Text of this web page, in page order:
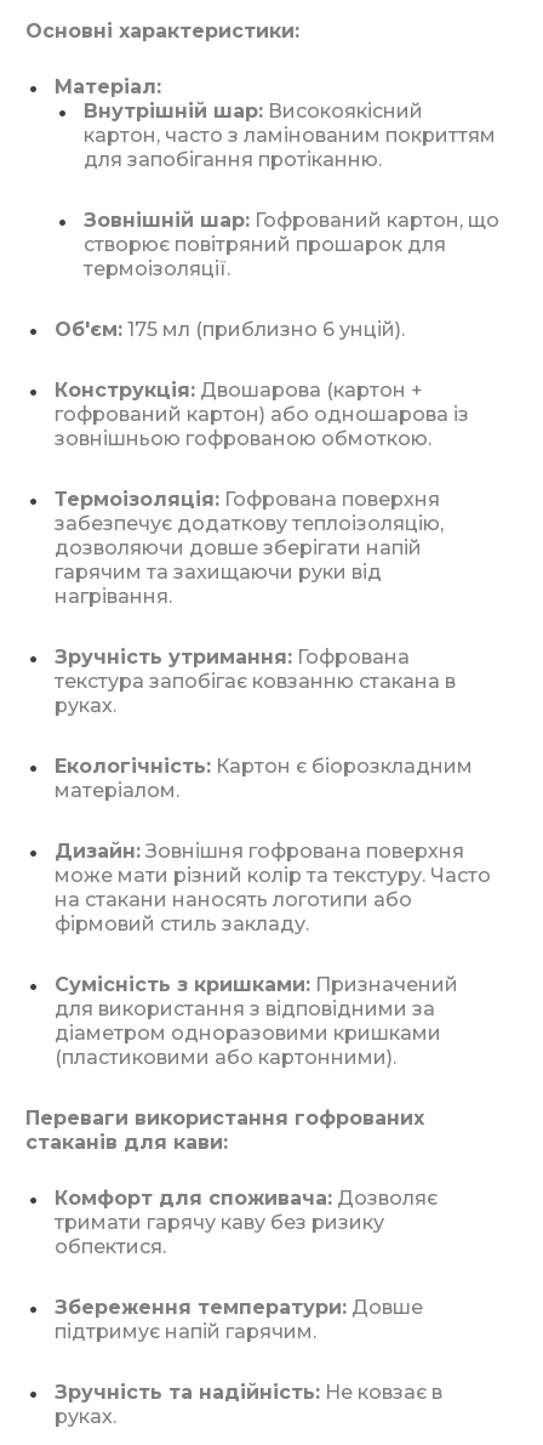
Основні характеристики:
Матеріал:
Внутрішній шар: Високоякісний
картон, часто з ламінованим покриттям
для запобігання протіканню.
Зовнішній шар: Гофрований картон, що
створює повітряний прошарок для
термоізоляції.
Об'єм: 175 мл (приблизно 6 унцій).
Конструкція: Двошарова (картон +
гофрований картон) або одношарова із
зовнішньою гофрованою обмоткою.
Термоізоляція: Гофрована поверхня
забезпечує додаткову теплоізоляцію,
дозволяючи довше зберігати напій
гарячим та захищаючи руки від
нагрівання.
Зручність утримання: Гофрована
текстура запобігає ковзанню стакана в
руках.
Екологічність: Картон є біорозкладним
матеріалом.
Дизайн: Зовнішня гофрована поверхня
може мати різний колір та текстуру. Часто
на стакани наносять логотипи або
фірмовий стиль закладу.
Сумісність з кришками: Призначений
для використання з відповідними за
діаметром одноразовими кришками
(пластиковими або картонними).
Переваги використання гофрованих
стаканів для кави:
Комфорт для споживача: Дозволяє
тримати гарячу каву без ризику
обпектися.
Збереження температури: Довше
підтримує напій гарячим.
Зручність та надійність: Не ковзає в
руках.